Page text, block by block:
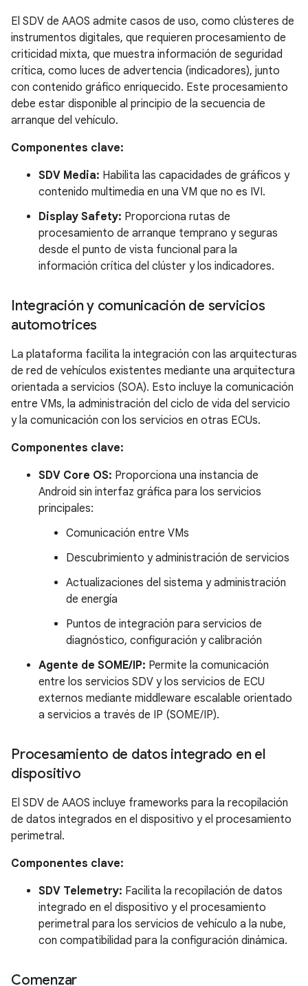
El SDV de AAOS admite casos de uso, como clústeres de
instrumentos digitales, que requieren procesamiento de
criticidad mixta, que muestra información de seguridad
crítica, como luces de advertencia (indicadores), junto
con contenido gráfico enriquecido. Este procesamiento
debe estar disponible al principio de la secuencia de
arranque del vehículo.
Componentes clave:
SDV Media: Habilita las capacidades de gráficos y
contenido multimedia en una VM que no es IVI.
Display Safety: Proporciona rutas de
procesamiento de arranque temprano y seguras
desde el punto de vista funcional para la
información crítica del clúster y los indicadores.
Integración y comunicación de servicios
automotrices
La plataforma facilita la integración con las arquitecturas
de red de vehículos existentes mediante una arquitectura
orientada a servicios (SOA). Esto incluye la comunicación
entre VMs, la administración del ciclo de vida del servicio
y la comunicación con los servicios en otras ECUs.
Componentes clave:
SDV Core OS: Proporciona una instancia de
Android sin interfaz gráfica para los servicios
principales:
Comunicación entre VMs
Descubrimiento y administración de servicios
Actualizaciones del sistema y administración
de energía
Puntos de integración para servicios de
diagnóstico, configuración y calibración
Agente de SOME/IP: Permite la comunicación
entre los servicios SDV y los servicios de ECU
externos mediante middleware escalable orientado
a servicios a través de IP (SOME/IP).
Procesamiento de datos integrado en el
dispositivo
El SDV de AAOS incluye frameworks para la recopilación
de datos integrados en el dispositivo y el procesamiento
perimetral.
Componentes clave:
SDV Telemetry: Facilita la recopilación de datos
integrado en el dispositivo y el procesamiento
perimetral para los servicios de vehículo a la nube,
con compatibilidad para la configuración dinámica.
Comenzar